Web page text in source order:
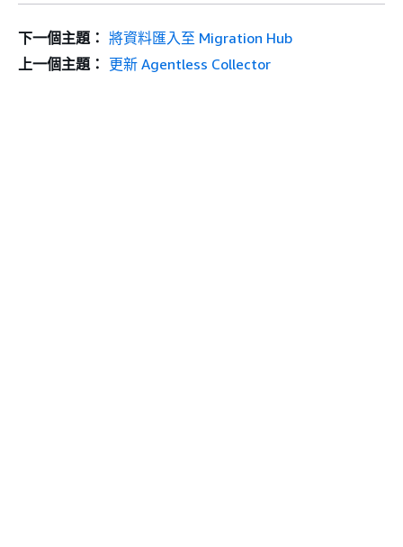
下一個主題： 將資料匯入至 Migration Hub
上一個主題： 更新 Agentless Collector